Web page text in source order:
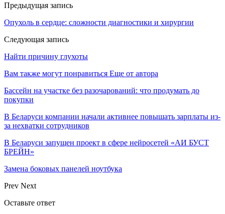
Предыдущая запись
Опухоль в сердце: сложности диагностики и хирургии
Следующая запись
Найти причину глухоты
Вам также могут понравиться Еще от автора
Бассейн на участке без разочарований: что продумать до
покупки
В Беларуси компании начали активнее повышать зарплаты из-
за нехватки сотрудников
В Беларуси запущен проект в сфере нейросетей «АИ БУСТ
БРЕЙН»
Замена боковых панелей ноутбука
Prev Next
Оставьте ответ